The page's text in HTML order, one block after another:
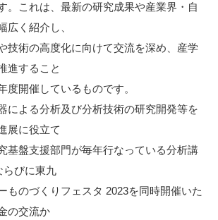
。これは、最新の研究成果や産業界・自
広く紹介し、
技術の高度化に向けて交流を深め、産学
進すること
度開催しているものです。
による分析及び分析技術の研究開発等を
展に役立て
基盤支援部門が毎年行なっている分析講
らびに東九
ものづくりフェスタ 2023を同時開催いた
の交流か